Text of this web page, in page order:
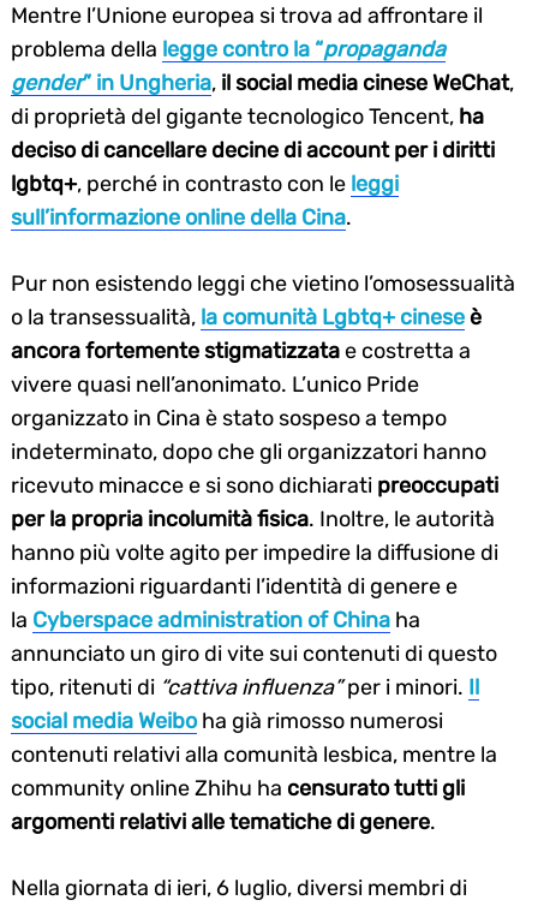
Mentre l’Unione europea si trova ad affrontare il
problema della legge contro la “propaganda
gender” in Ungheria, il social media cinese WeChat,
di proprietà del gigante tecnologico Tencent, ha
deciso di cancellare decine di account per i diritti
lgbtq+, perché in contrasto con le leggi
sull’informazione online della Cina.
Pur non esistendo leggi che vietino l’omosessualità
o la transessualità, la comunità Lgbtq+ cineseè
ancora fortemente stigmatizzatae costretta a
vivere quasi nell’anonimato. L’unico Pride
organizzato in Cina è stato sospeso a tempo
indeterminato, dopo che gli organizzatori hanno
ricevuto minacce e si sono dichiarati preoccupati
per la propria incolumità fisica. Inoltre, le autorità
hanno più volte agito per impedire la diffusione di
informazioni riguardanti l’identità di genere e
la Cyberspace administration of China ha
annunciato un giro di vite sui contenuti di questo
tipo, ritenuti di “cattiva influenza”per i minori. Il
social media Weiboha già rimosso numerosi
contenuti relativi alla comunità lesbica, mentre la
community online Zhihu ha censurato tutti gli
argomenti relativi alle tematiche di genere.
Nella giornata di ieri, 6 luglio, diversi membri di